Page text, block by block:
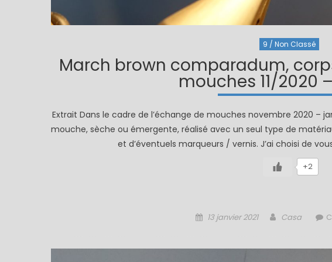
9 / Non Classé
March brown comparadum,
mouches 11/2020
Extrait Dans le cadre de l’échange de mouches novembre 2020 –
mouche, sèche ou émergente, réalisé avec un seul type de
et d’éventuels marqueurs / vernis. J’ai choisi de
+2
Posted
13 janvier 2021 Author
Casa